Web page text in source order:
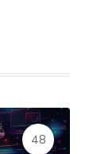
48